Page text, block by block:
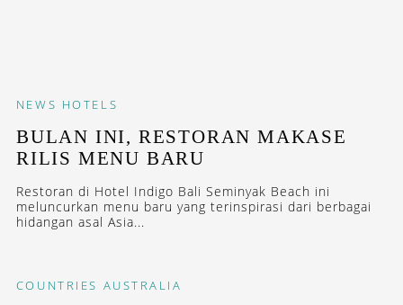
NEWS HOTELS
BULAN INI, RESTORAN MAKASE
RILIS MENU BARU
Restoran di Hotel Indigo Bali Seminyak Beach ini
meluncurkan menu baru yang terinspirasi dari berbagai
hidangan asal Asia...
COUNTRIES AUSTRALIA